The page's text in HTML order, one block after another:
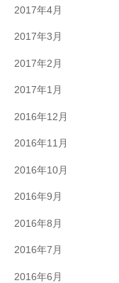
2017年4月
2017年3月
2017年2月
2017年1月
2016年12月
2016年11月
2016年10月
2016年9月
2016年8月
2016年7月
2016年6月